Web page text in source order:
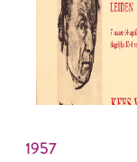
1957